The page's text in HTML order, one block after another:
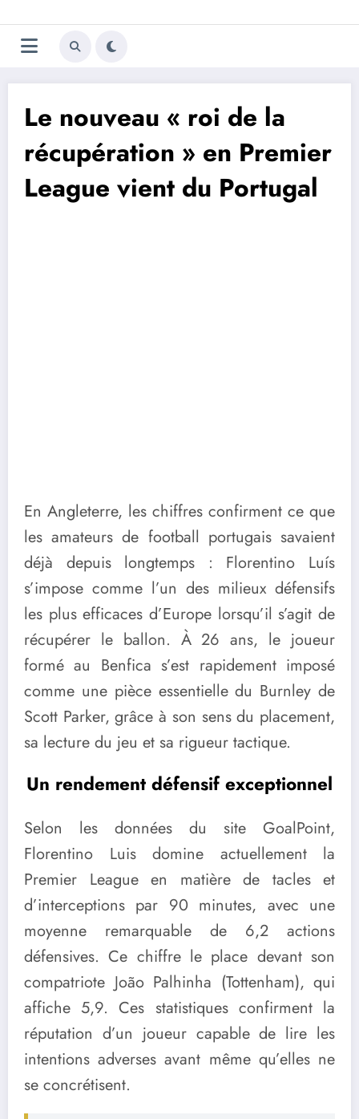
au
contenu
Trivela
L'actualité du football
Le nouveau « roi de la
récupération » en Premier
League vient du Portugal
En Angleterre, les chiffres confirment ce que
les amateurs de football portugais savaient
déjà depuis longtemps : Florentino Luís
s’impose comme l’un des milieux défensifs
les plus efficaces d’Europe lorsqu’il s’agit de
récupérer le ballon. À 26 ans, le joueur
formé au Benfica s’est rapidement imposé
comme une pièce essentielle du Burnley de
Scott Parker, grâce à son sens du placement,
sa lecture du jeu et sa rigueur tactique.
Un rendement défensif exceptionnel
Selon les données du site GoalPoint,
Florentino Luis domine actuellement la
Premier League en matière de tacles et
d’interceptions par 90 minutes, avec une
moyenne remarquable de 6,2 actions
défensives. Ce chiffre le place devant son
compatriote João Palhinha (Tottenham), qui
affiche 5,9. Ces statistiques confirment la
réputation d’un joueur capable de lire les
intentions adverses avant même qu’elles ne
se concrétisent.